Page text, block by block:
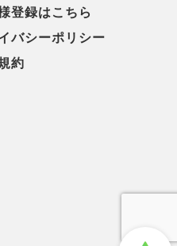
登録はこちら
バシーポリシー
約